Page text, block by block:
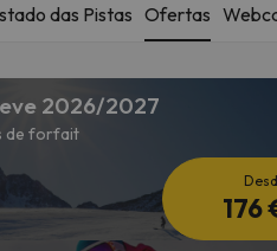
que o nosso Seeker perdeu o
das Pistas Ofertas
2026/2027
de forfait
176